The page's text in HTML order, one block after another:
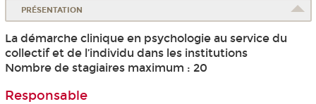
PRÉSENTATION
La démarche clinique en psychologie au service du
collectif et de l’individu dans les institutions
Nombre de stagiaires maximum : 20
Responsable